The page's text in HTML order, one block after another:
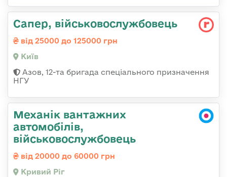
Сапер, військовослужбовець
від 25000 до 125000 грн
Київ
Азов, 12-та бригада спеціального призначення
НГУ
Механік вантажних
автомобілів,
військовослужбовець
від 20000 до 60000 грн
Кривий Ріг